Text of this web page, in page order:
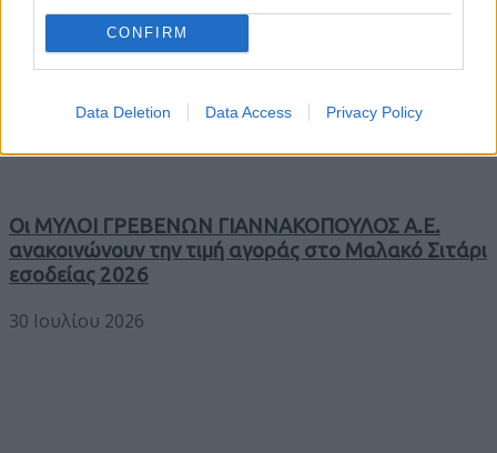
CONFIRM
Data Deletion Data Access Privacy Policy
Sexuality
ΔΗΜΟΦΙΛΗ
ΤΕΛΕΥΤΑΙΑ
Οι ΜΥΛΟΙ ΓΡΕΒΕΝΩΝ ΓΙΑΝΝΑΚΟΠΟΥΛΟΣ Α.Ε.
ανακοινώνουν την τιμή αγοράς στο Μαλακό Σιτάρι
εσοδείας 2026
30 Ιουλίου 2026